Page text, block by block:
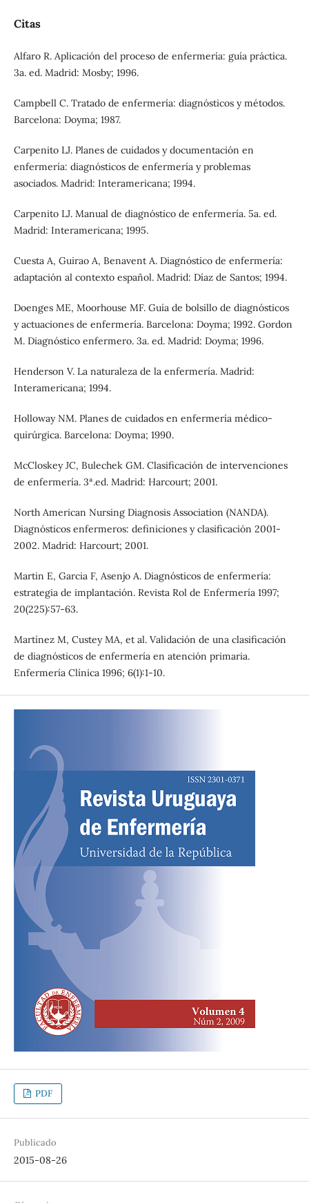
Citas
Alfaro R. Aplicación del proceso de enfermería: guía práctica.
3a. ed. Madrid: Mosby; 1996.
Campbell C. Tratado de enfermería: diagnósticos y métodos.
Barcelona: Doyma; 1987.
Carpenito LJ. Planes de cuidados y documentación en
enfermería: diagnósticos de enfermería y problemas
asociados. Madrid: Interamericana; 1994.
Carpenito LJ. Manual de diagnóstico de enfermería. 5a. ed.
Madrid: Interamericana; 1995.
Cuesta A, Guirao A, Benavent A. Diagnóstico de enfermería:
adaptación al contexto español. Madrid: Díaz de Santos; 1994.
Doenges ME, Moorhouse MF. Guía de bolsillo de diagnósticos
y actuaciones de enfermería. Barcelona: Doyma; 1992. Gordon
M. Diagnóstico enfermero. 3a. ed. Madrid: Doyma; 1996.
Henderson V. La naturaleza de la enfermería. Madrid:
Interamericana; 1994.
Holloway NM. Planes de cuidados en enfermería médico-
quirúrgica. Barcelona: Doyma; 1990.
McCloskey JC, Bulechek GM. Clasificación de intervenciones
de enfermería. 3ª.ed. Madrid: Harcourt; 2001.
North American Nursing Diagnosis Association (NANDA).
Diagnósticos enfermeros: definiciones y clasificación 2001-
2002. Madrid: Harcourt; 2001.
Martin E, Garcia F, Asenjo A. Diagnósticos de enfermería:
estrategia de implantación. Revista Rol de Enfermería 1997;
20(225):57-63.
Martínez M, Custey MA, et al. Validación de una clasificación
de diagnósticos de enfermería en atención primaria.
Enfermería Clínica 1996; 6(1):1-10.
PDF
Publicado
2015-08-26